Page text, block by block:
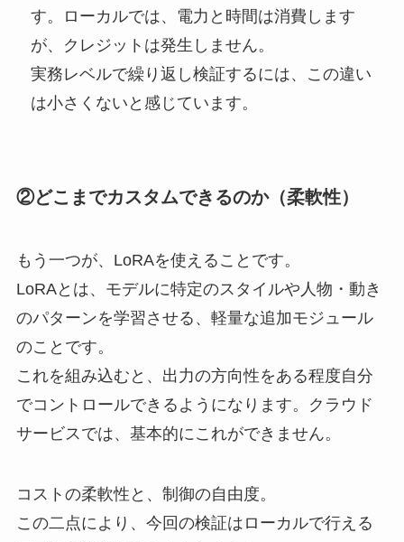
す。ローカルでは、電力と時間は消費します
が、クレジットは発生しません。
実務レベルで繰り返し検証するには、この違い
は小さくないと感じています。
②どこまでカスタムできるのか（柔軟性）
もう一つが、LoRAを使えることです。
LoRAとは、モデルに特定のスタイルや人物・動き
のパターンを学習させる、軽量な追加モジュール
のことです。
これを組み込むと、出力の方向性をある程度自分
でコントロールできるようになります。クラウド
サービスでは、基本的にこれができません。
コストの柔軟性と、制御の自由度。
この二点により、今回の検証はローカルで行える